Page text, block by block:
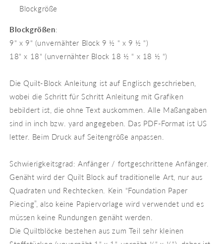
Blockgröße
Blockgrößen:
9“ x 9“ (unvernähter Block 9 ½ “ x 9 ½ “)
18“ x 18“ (unvernähter Block 18 ½ “ x 18 ½ “)
Die Quilt-Block Anleitung ist auf Englisch geschrieben,
wobei die Schritt für Schritt Anleitung mit Grafiken
bebildert ist, die ohne Text auskommen. Alle Maßangaben
sind in inch bzw. yard angegeben. Das PDF-Format ist US
letter. Beim Druck auf Seitengröße anpassen.
Schwierigkeitsgrad: Anfänger / fortgeschrittene Anfänger.
Genäht wird der Quilt Block auf traditionelle Art, nur aus
Quadraten und Rechtecken. Kein “Foundation Paper
Piecing”, also keine Papiervorlage wird verwendet und es
müssen keine Rundungen genäht werden.
Die Quiltblöcke bestehen aus zum Teil sehr kleinen